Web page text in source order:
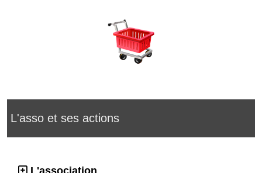
L'asso et ses actions
L'association